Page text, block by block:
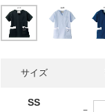
サイズ
SS